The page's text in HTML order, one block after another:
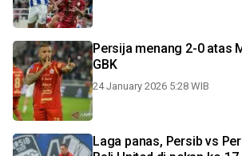
Persija menang 2-0 atas
GBK
24 January 2026 5:28 WIB
Laga panas, Persib vs